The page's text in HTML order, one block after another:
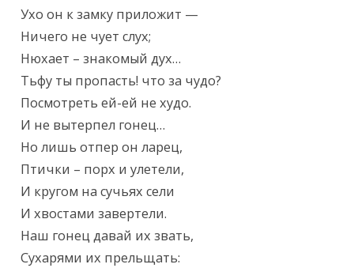
Ухо он к замку приложит —
Ничего не чует слух;
Нюхает – знакомый дух…
Тьфу ты пропасть! что за чудо?
Посмотреть ей-ей не худо.
И не вытерпел гонец…
Но лишь отпер он ларец,
Птички – порх и улетели,
И кругом на сучьях сели
И хвостами завертели.
Наш гонец давай их звать,
Сухарями их прельщать: